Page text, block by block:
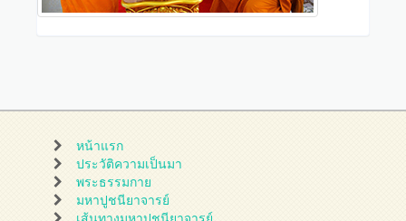
หน้าแรก
ประวัติความเป็นมา
พระธรรมกาย
มหาปูชนียาจารย์